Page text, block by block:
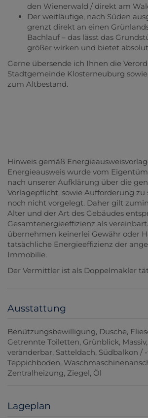
den Wienerwald / direkt am
Der weitläufige, nach Süden
grenzt direkt an einen
Bachlauf – das lässt das
größer wirken und bietet
Gerne übersende ich Ihnen die
Stadtgemeinde Klosterneuburg
zum Altbestand.
Hinweis gemäß
Energieausweis wurde vom
nach unserer Aufklärung über die
Vorlagepflicht, sowie Aufforderung zu
noch nicht vorgelegt. Daher gilt
Alter und der Art des Gebäudes
Gesamtenergieeffizienz als
übernehmen keinerlei Gewähr oder
tatsächliche Energieeffizienz der
Immobilie.
Der Vermittler ist als Doppelmakler
Ausstattung
Benützungsbewilligung Dusche
Getrennte Toiletten Grünblick Massiv
veränderbar Satteldach Südbalkon /
Teppichboden
Zentralheizung Ziegel Öl
Lageplan